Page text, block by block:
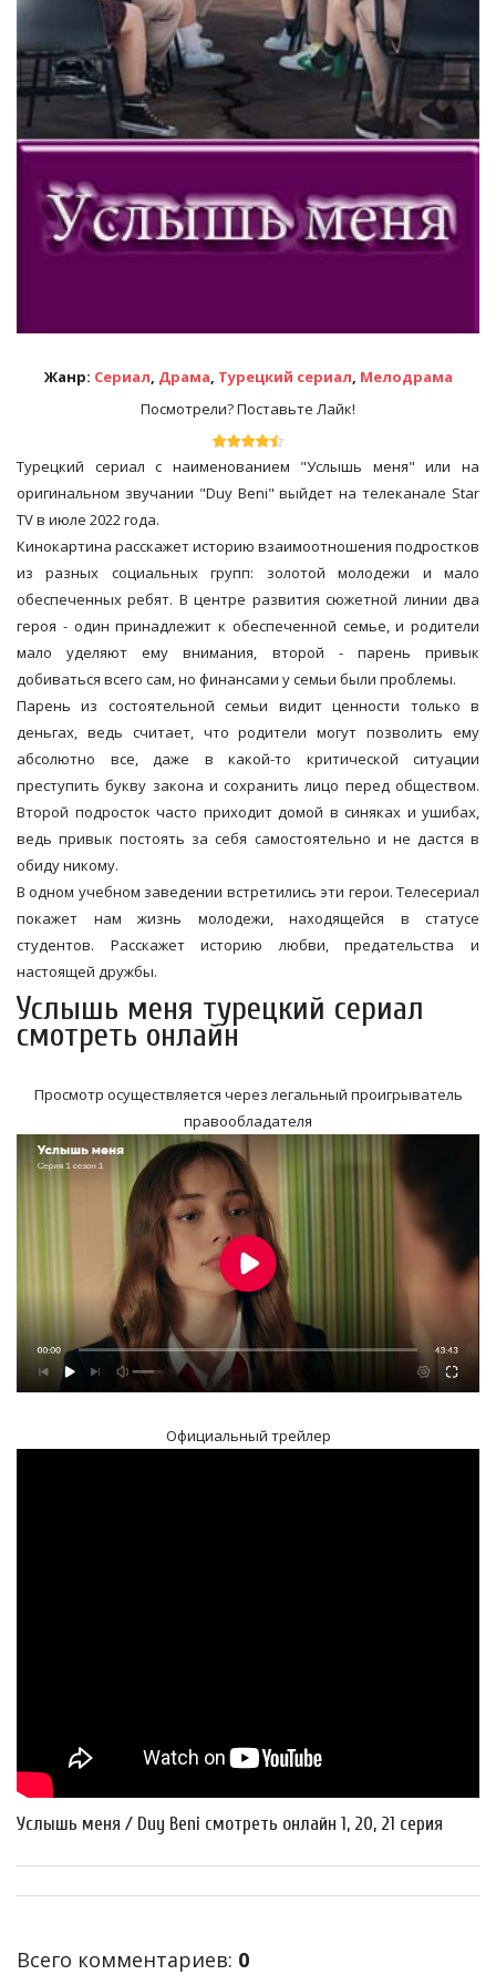
Жанр: Сериал, Драма, Турецкий сериал, Мелодрама
Посмотрели? Поставьте Лайк!
Турецкий сериал с наименованием "Услышь меня" или на
оригинальном звучании "Duy Beni" выйдет на телеканале Star
TV в июле 2022 года.
Кинокартина расскажет историю взаимоотношения подростков
из разных социальных групп: золотой молодежи и мало
обеспеченных ребят. В центре развития сюжетной линии два
героя - один принадлежит к обеспеченной семье, и родители
мало уделяют ему внимания, второй - парень привык
добиваться всего сам, но финансами у семьи были проблемы.
Парень из состоятельной семьи видит ценности только в
деньгах, ведь считает, что родители могут позволить ему
абсолютно все, даже в какой-то критической ситуации
преступить букву закона и сохранить лицо перед обществом.
Второй подросток часто приходит домой в синяках и ушибах,
ведь привык постоять за себя самостоятельно и не дастся в
обиду никому.
В одном учебном заведении встретились эти герои. Телесериал
покажет нам жизнь молодежи, находящейся в статусе
студентов. Расскажет историю любви, предательства и
настоящей дружбы.
Услышь меня турецкий сериал
смотреть онлайн
Просмотр осуществляется через легальный проигрыватель
правообладателя
Официальный трейлер
Услышь меня / Duy Beni смотреть онлайн 1, 20, 21 серия
Всего комментариев: 0